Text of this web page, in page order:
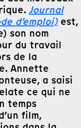
Journal
d’emploi)est,
son nom
du travail
de la
Annette
a saisi
ce qui ne
temps
film,